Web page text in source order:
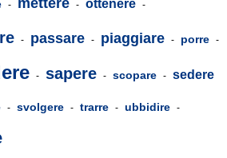
- mettere - ottenere -
- passare - piaggiare - porre -
- sapere - scopare - sedere
- svolgere - trarre - ubbidire -